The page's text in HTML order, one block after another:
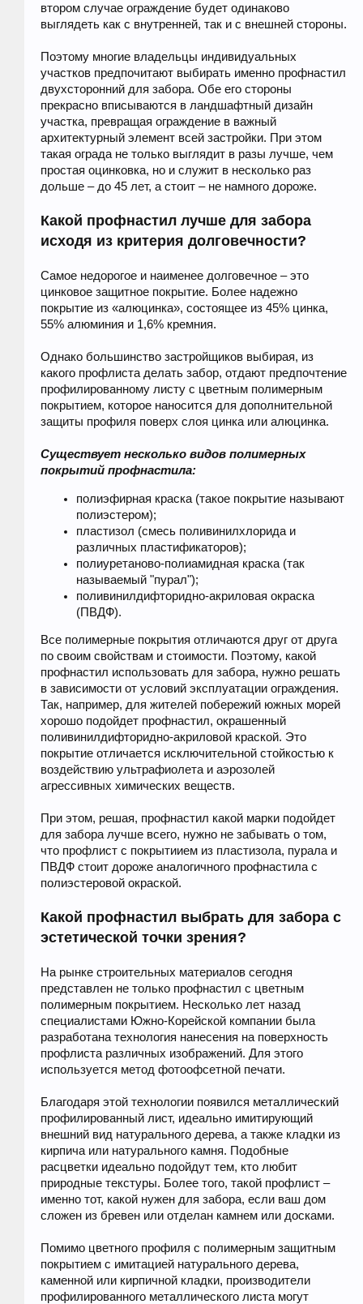
втором случае ограждение будет одинаково
выглядеть как с внутренней, так и с внешней стороны.
Поэтому многие владельцы индивидуальных
участков предпочитают выбирать именно профнастил
двухсторонний для забора. Обе его стороны
прекрасно вписываются в ландшафтный дизайн
участка, превращая ограждение в важный
архитектурный элемент всей застройки. При этом
такая ограда не только выглядит в разы лучше, чем
простая оцинковка, но и служит в несколько раз
дольше – до 45 лет, а стоит – не намного дороже.
Какой профнастил лучше для забора
исходя из критерия долговечности?
Самое недорогое и наименее долговечное – это
цинковое защитное покрытие. Более надежно
покрытие из «алюцинка», состоящее из 45% цинка,
55% алюминия и 1,6% кремния.
Однако большинство застройщиков выбирая, из
какого профлиста делать забор, отдают предпочтение
профилированному листу с цветным полимерным
покрытием, которое наносится для дополнительной
защиты профиля поверх слоя цинка или алюцинка.
Существует несколько видов полимерных
покрытий профнастила:
полиэфирная краска (такое покрытие называют
полиэстером);
пластизол (смесь поливинилхлорида и
различных пластификаторов);
полиуретаново-полиамидная краска (так
называемый "пурал");
поливинилдифторидно-акриловая окраска
(ПВДФ).
Все полимерные покрытия отличаются друг от друга
по своим свойствам и стоимости. Поэтому, какой
профнастил использовать для забора, нужно решать
в зависимости от условий эксплуатации ограждения.
Так, например, для жителей побережий южных морей
хорошо подойдет профнастил, окрашенный
поливинилдифторидно-акриловой краской. Это
покрытие отличается исключительной стойкостью к
воздействию ультрафиолета и аэрозолей
агрессивных химических веществ.
При этом, решая, профнастил какой марки подойдет
для забора лучше всего, нужно не забывать о том,
что профлист с покрытиием из пластизола, пурала и
ПВДФ стоит дороже аналогичного профнастила с
полиэстеровой окраской.
Какой профнастил выбрать для забора с
эстетической точки зрения?
На рынке строительных материалов сегодня
представлен не только профнастил с цветным
полимерным покрытием. Несколько лет назад
специалистами Южно-Корейской компании была
разработана технология нанесения на поверхность
профлиста различных изображений. Для этого
используется метод фотоофсетной печати.
Благодаря этой технологии появился металлический
профилированный лист, идеально имитирующий
внешний вид натурального дерева, а также кладки из
кирпича или натурального камня. Подобные
расцветки идеально подойдут тем, кто любит
природные текстуры. Более того, такой профлист –
именно тот, какой нужен для забора, если ваш дом
сложен из бревен или отделан камнем или досками.
Помимо цветного профиля с полимерным защитным
покрытием с имитацией натурального дерева,
каменной или кирпичной кладки, производители
профилированного металлического листа могут